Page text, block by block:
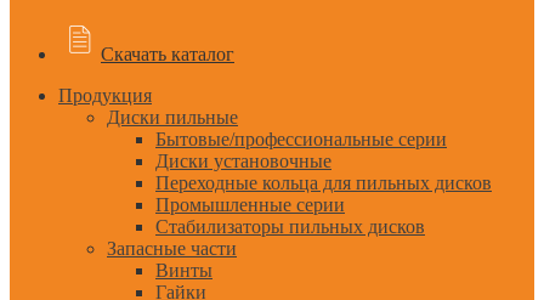
Скачать каталог
Продукция
Диски пильные
Бытовые/профессиональные серии
Диски установочные
Переходные кольца для пильных дисков
Промышленные серии
Стабилизаторы пильных дисков
Запасные части
Винты
Гайки